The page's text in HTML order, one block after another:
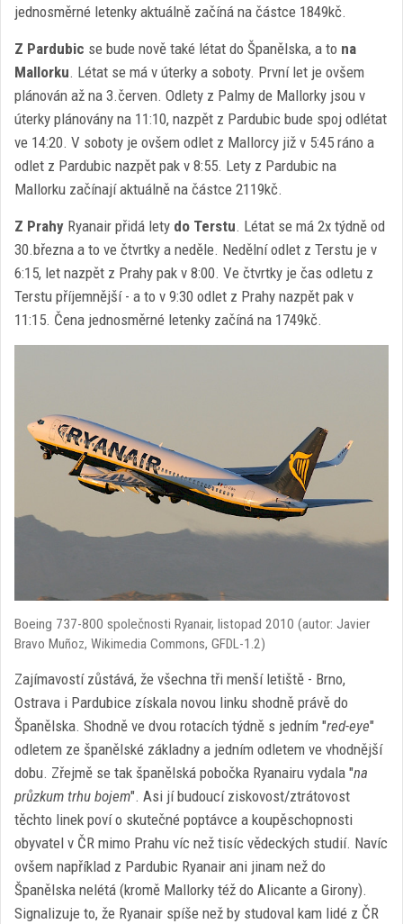
jednosměrné letenky aktuálně začíná na částce 1849kč.
Z Pardubic se bude nově také létat do Španělska, a to na
Mallorku. Létat se má v úterky a soboty. První let je ovšem
plánován až na 3.červen. Odlety z Palmy de Mallorky jsou v
úterky plánovány na 11:10, nazpět z Pardubic bude spoj odlétat
ve 14:20. V soboty je ovšem odlet z Mallorcy již v 5:45 ráno a
odlet z Pardubic nazpět pak v 8:55. Lety z Pardubic na
Mallorku začínají aktuálně na částce 2119kč.
Z Prahy Ryanair přidá lety do Terstu. Létat se má 2x týdně od
30.března a to ve čtvrtky a neděle. Nedělní odlet z Terstu je v
6:15, let nazpět z Prahy pak v 8:00. Ve čtvrtky je čas odletu z
Terstu příjemnější - a to v 9:30 odlet z Prahy nazpět pak v
11:15. Čena jednosměrné letenky začíná na 1749kč.
Boeing 737-800 společnosti Ryanair, listopad 2010 (autor: Javier
Bravo Muñoz, Wikimedia Commons, GFDL-1.2)
Zajímavostí zůstává, že všechna tři menší letiště - Brno,
Ostrava i Pardubice získala novou linku shodně právě do
Španělska. Shodně ve dvou rotacích týdně s jedním "red-eye"
odletem ze španělské základny a jedním odletem ve vhodnější
dobu. Zřejmě se tak španělská pobočka Ryanairu vydala "na
průzkum trhu bojem". Asi jí budoucí ziskovost/ztrátovost
těchto linek poví o skutečné poptávce a koupěschopnosti
obyvatel v ČR mimo Prahu víc než tisíc vědeckých studií. Navíc
ovšem například z Pardubic Ryanair ani jinam než do
Španělska nelétá (kromě Mallorky též do Alicante a Girony).
Signalizuje to, že Ryanair spíše než by studoval kam lidé z ČR